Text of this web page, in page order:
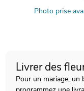
Photo prise
Livrer des
Pour un mariage, un